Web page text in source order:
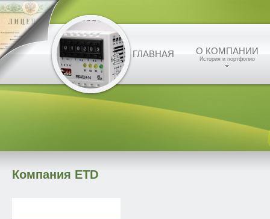
ГЛАВНАЯ О КОМПАНИИ
История и портфолио
Компания ETD